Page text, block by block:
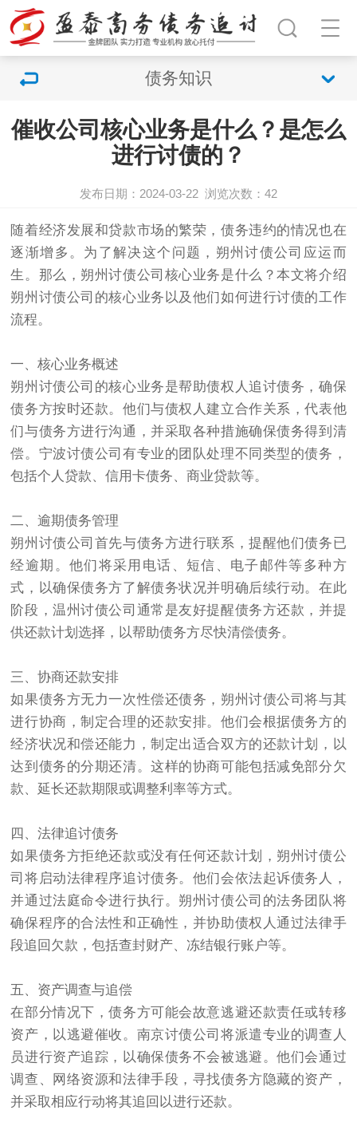
债务知识
催收公司核心业务是什么？是怎么
进行讨债的？
发布日期：2024-03-22 浏览次数：42
随着经济发展和贷款市场的繁荣，债务违约的情况也在
逐渐增多。为了解决这个问题，朔州讨债公司 应运而
生。那么，朔州讨债公司核心业务是什么？本文将介绍
朔州讨债公司的核心业务以及他们如何进行讨债的工作
流程。
一、核心业务概述
朔州讨债公司的核心业务是帮助债权人追讨债务，确保
债务方按时还款。他们与债权人建立合作关系，代表他
们与债务方进行沟通，并采取各种措施确保债务得到清
偿。 宁波讨债公司有专业的团队处理不同类型的债务，
包括个人贷款、信用卡债务、商业贷款等。
二、逾期债务管理
朔州讨债公司首先与债务方进行联系，提醒他们债务已
经逾期。他们将采用电话、短信、电子邮件等多种方
式，以确保债务方了解债务状况并明确后续行动。在此
阶段，温州讨债公司 通常是友好提醒债务方还款，并提
供还款计划选择，以帮助债务方尽快清偿债务。
三、协商还款安排
如果债务方无力一次性偿还债务，朔州讨债公司将与其
进行协商，制定合理的还款安排。他们会根据债务方的
经济状况和偿还能力，制定出适合双方的还款计划，以
达到债务的分期还清。这样的协商可能包括减免部分欠
款、延长还款期限或调整利率等方式。
四、法律追讨债务
如果债务方拒绝还款或没有任何还款计划，朔州讨债公
司将启动法律程序追讨债务。他们会依法起诉债务人，
并通过法庭命令进行执行。朔州讨债公司的法务团队将
确保程序的合法性和正确性，并协助债权人通过法律手
段追回欠款，包括查封财产、冻结银行账户等。
五、资产调查与追偿
在部分情况下，债务方可能会故意逃避还款责任或转移
资产，以逃避催收。 南京讨债公司将派遣专业的调查人
员进行资产追踪，以确保债务不会被逃避。他们会通过
调查、网络资源和法律手段，寻找债务方隐藏的资产，
并采取相应行动将其追回以进行还款。